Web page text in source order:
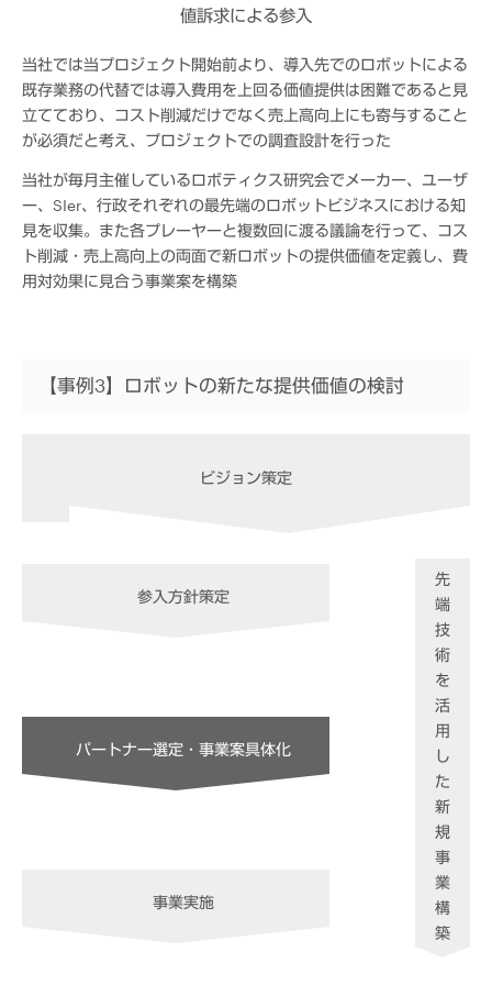
値訴求による参入
当社では当プロジェクト開始前より、導入先でのロボットによる
既存業務の代替では導入費用を上回る価値提供は困難であると見
立てており、コスト削減だけでなく売上高向上にも寄与すること
が必須だと考え、プロジェクトでの調査設計を行った
当社が毎月主催しているロボティクス研究会でメーカー、ユーザ
ー、SIer、行政それぞれの最先端のロボットビジネスにおける知
見を収集。また各プレーヤーと複数回に渡る議論を行って、コス
ト削減・売上高向上の両面で新ロボットの提供価値を定義し、費
用対効果に見合う事業案を構築
【事例3】ロボットの新たな提供価値の検討
ビジョン策定
先
端
技
術
を
活
用
し
た
新
規
事
業
構
築
参入方針策定
パートナー選定・事業案具体化
事業実施